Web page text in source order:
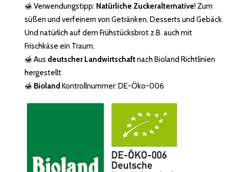
🍯 Verwendungstipp: Natürliche Zuckeralternative! Zum
süßen und verfeinern von Getränken, Desserts und Gebäck.
Und natürlich auf dem Frühstücksbrot z.B. auch mit
Frischkäse ein Traum.
🍯 Aus deutscher Landwirtschaftnach Bioland Richtlinien
hergestellt
🍯 Bioland Kontrollnummer: DE-Öko-006